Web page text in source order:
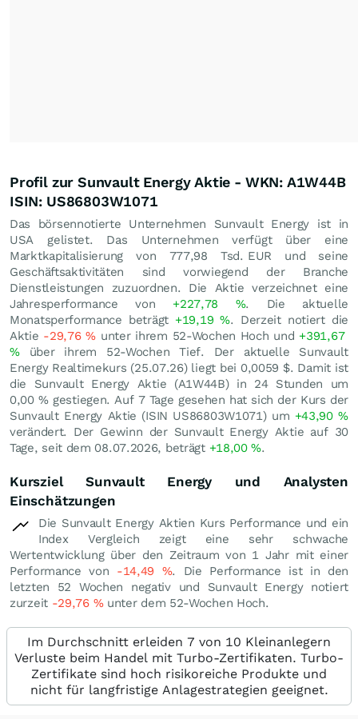
Profil zur Sunvault Energy Aktie - WKN: A1W44B
ISIN: US86803W1071
Das börsennotierte Unternehmen Sunvault Energy ist in
USA gelistet. Das Unternehmen verfügt über eine
Marktkapitalisierung von 777,98 Tsd. EUR und seine
Geschäftsaktivitäten sind vorwiegend der Branche
Dienstleistungen zuzuordnen. Die Aktie verzeichnet eine
Jahresperformance von +227,78 %. Die aktuelle
Monatsperformance beträgt +19,19%. Derzeit notiert die
Aktie -29,76% unter ihrem 52-Wochen Hoch und +391,67
%über ihrem 52-Wochen Tief. Der aktuelle Sunvault
Energy Realtimekurs (25.07.26) liegt bei 0,0059 $. Damit ist
die Sunvault Energy Aktie (A1W44B) in 24 Stunden um
0,00%gestiegen. Auf 7 Tage gesehen hat sich der Kurs der
Sunvault Energy Aktie (ISIN US86803W1071) um +43,90%
verändert. Der Gewinn der Sunvault Energy Aktie auf 30
Tage, seit dem 08.07.2026, beträgt +18,00%.
Kursziel Sunvault Energy und Analysten
Einschätzungen
Die Sunvault Energy Aktien Kurs Performance und ein
Index Vergleich zeigt eine sehr schwache
Wertentwicklung über den Zeitraum von 1 Jahr mit einer
Performance von -14,49 %. Die Performance ist in den
letzten 52 Wochen negativ und Sunvault Energy notiert
zurzeit -29,76 %unter dem 52-Wochen Hoch.
Im Durchschnitt erleiden 7 von 10 Kleinanlegern
Verluste beim Handel mit Turbo-Zertifikaten. Turbo-
Zertifikate sind hoch risikoreiche Produkte und
nicht für langfristige Anlagestrategien geeignet.